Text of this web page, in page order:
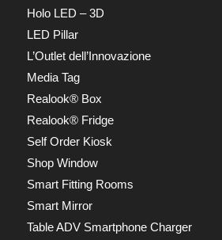
Holo LED – 3D
LED Pillar
L’Outlet dell’Innovazione
Media Tag
Realook® Box
Realook® Fridge
Self Order Kiosk
Shop Window
Smart Fitting Rooms
Smart Mirror
Table ADV Smartphone Charger